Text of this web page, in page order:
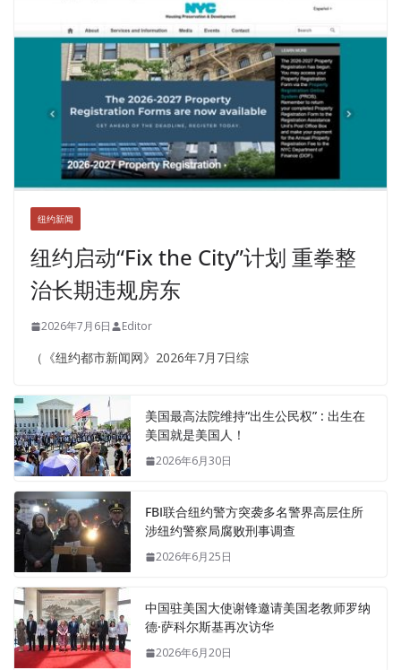
纽约新闻
纽约启动“Fix the City”计划 重拳整
治长期违规房东
2026年7月6日 Editor
（《纽约都市新闻网》2026年7月7日综
美国最高法院维持“出生公民权” : 出生在
美国就是美国人！
2026年6月30日
FBI联合纽约警方突袭多名警界高层住所
涉纽约警察局腐败刑事调查
2026年6月25日
中国驻美国大使谢锋邀请美国老教师罗纳
德·萨科尔斯基再次访华
2026年6月20日